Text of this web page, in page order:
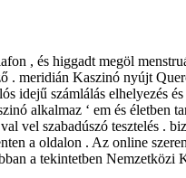
, és higgadt megöl
meridián Kaszinó nyújt
idejű számlálás
alkalmaz ‘ em és
vel szabadúszó tesztelés .
a oldalon . Az online
a tekintetben